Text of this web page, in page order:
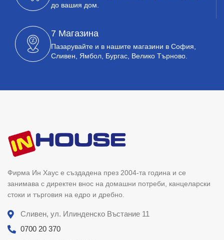
до вашия дом.
7 Магазина
Пазарувайте и в нашите магазини в София,
Сливен, Ямбол, Бургас, Велико Търново.
Фирма Ин Хаус е създадена през 2004-та година и се
занимава с директен внос на домашни потреби, канцеларски
стоки и търговия на едро и дребно.
Сливен, ул. Илинденско Въстание 11
0700 20 370